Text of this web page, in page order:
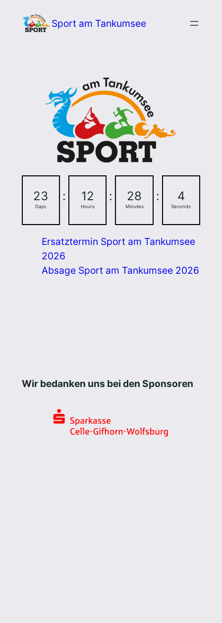
Inhalt
Sport am Tankumsee
23
Days
: 12
Hours
: 28
Minutes
: 3
Seconds
Ersatztermin Sport am Tankumsee
2026
Absage Sport am Tankumsee 2026
Wir bedanken uns bei den Sponsoren